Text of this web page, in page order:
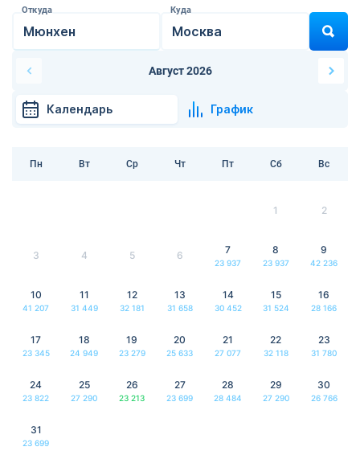
Откуда Куда
Август 2026
Календарь График
Пн Вт Ср Чт Пт Сб Вс
1 2
3 4 5 6 7
23 937
8
23 937
9
42 236
10
41 207
11
31 449
12
32 181
13
31 658
14
30 452
15
31 524
16
28 166
17
23 345
18
24 949
19
23 279
20
25 633
21
27 077
22
32 118
23
31 780
24
23 822
25
27 290
26
23 213
27
23 699
28
28 484
29
27 290
30
26 766
31
23 699